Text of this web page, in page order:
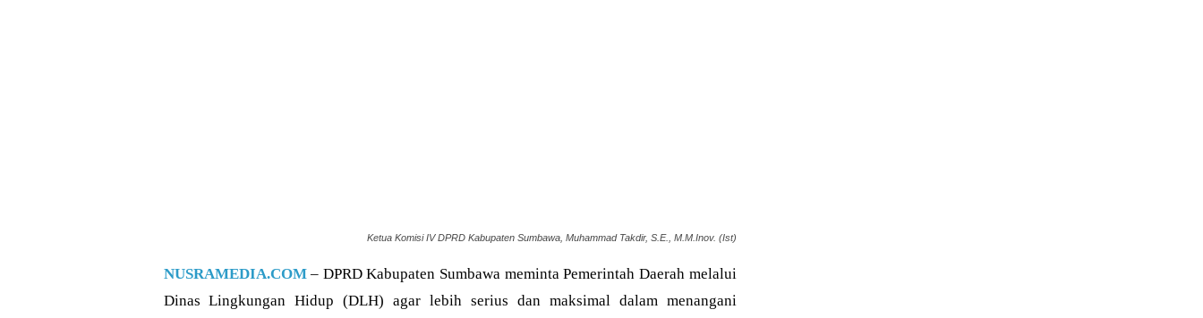
Ketua Komisi IV DPRD Kabupaten Sumbawa, Muhammad Takdir, S.E., M.M.Inov. (Ist)
NUSRAMEDIA.COM– DPRD Kabupaten Sumbawa meminta Pemerintah Daerah melalui
Dinas Lingkungan Hidup (DLH) agar lebih serius dan maksimal dalam menangani